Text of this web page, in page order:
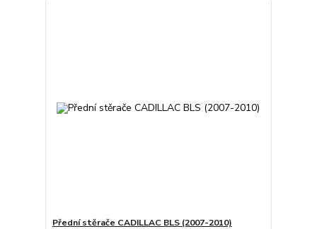
Přední stěrače CADILLAC BLS (2007-2010)